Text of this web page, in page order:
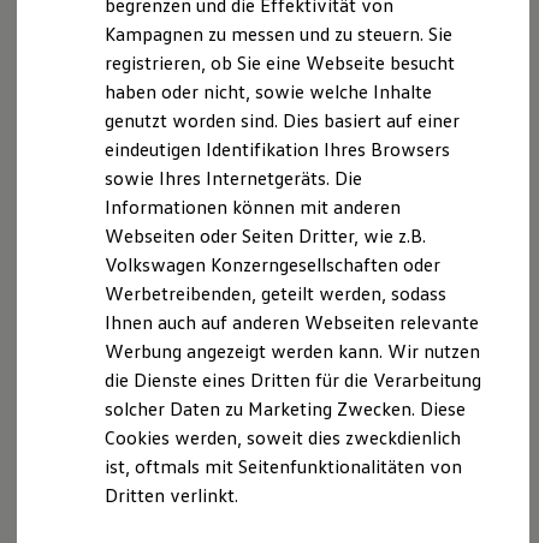
Hybridautos
Marke und Erlebnis
Volkswagen R und R Experience
R-Modelle
R Experience
Driving Experience
Volkswagen entdecken
Werkbesichtigung
Lifestyle Shop
T-Roc Kollektion
Golf Kollektion
ID. Kollektion
Volkswagen Kollektion
R-Kollektion
GTI Kollektion
Fußball Drop
we drive football
#wedriveproud
Besitzer und Service
Software Updates
Service und Ersatzteile
– §34 d Gewerbeordnung (ggf. § 34 e
Gewerbeordnung)
– §§ 59 – 68 VVG
– VersVermV
Die berufsrechtlichen Regelungen können über
www.gesetze-im-internet.deeingesehen werden.
Hinweis gemäß § 36
Verbraucherstreitbeilegungsgesetz (VSBG)
Wir werden nicht an einem Streitbeilegungsverfahren
vor einer Verbraucherschlichtungsstelle im Sinne des
VSBG teilnehmen und sind hierzu auch nicht
verpflichtet.
Niederlassungen:
Volkswagen Zentrum Uelzen
Oldenstädterstr. 54
begrenzen und die Effektivität von
Kampagnen zu messen und zu steuern. Sie
registrieren, ob Sie eine Webseite besucht
haben oder nicht, sowie welche Inhalte
genutzt worden sind. Dies basiert auf einer
eindeutigen Identifikation Ihres Browsers
sowie Ihres Internetgeräts. Die
Informationen können mit anderen
Webseiten oder Seiten Dritter, wie z.B.
Volkswagen Konzerngesellschaften oder
Werbetreibenden, geteilt werden, sodass
Ihnen auch auf anderen Webseiten relevante
Werbung angezeigt werden kann. Wir nutzen
die Dienste eines Dritten für die Verarbeitung
solcher Daten zu Marketing Zwecken. Diese
Cookies werden, soweit dies zweckdienlich
ist, oftmals mit Seitenfunktionalitäten von
Dritten verlinkt.